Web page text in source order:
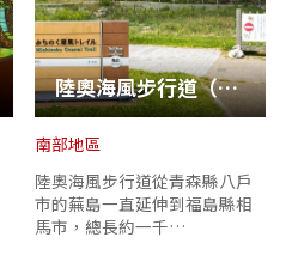
陸奧海風步行道（種差海岸區間）
南部地區
陸奧海風步行道從青森縣八戶
市的蕪島一直延伸到福島縣相
馬市，總長約一千…